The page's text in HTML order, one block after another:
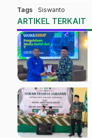
Tags Siswanto
ARTIKEL TERKAIT